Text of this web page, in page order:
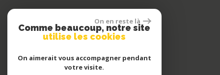
Espace propriétaire
On en reste là
Comme beaucoup, notre site
utilise les cookies
On aimerait vous accompagner pendant
votre visite.